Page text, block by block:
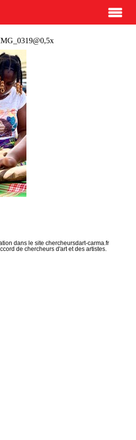
dans le site chercheursdart-carma.fr
de chercheurs d'art et des artistes.